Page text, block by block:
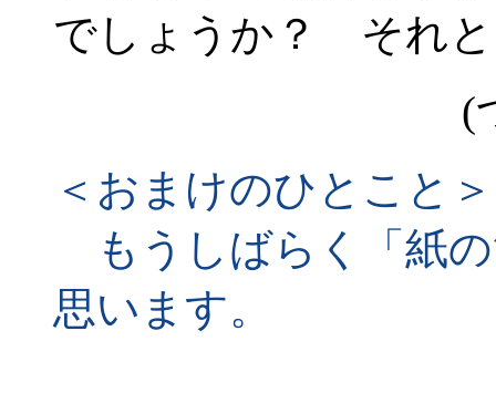
でしょうか？ それ
(
＜おまけのひとこと＞
もうしばらく「紙
思います。